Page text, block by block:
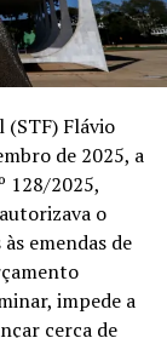
Flávio
de 2025, a
128/2025,
o
emendas de
impede a
cerca de